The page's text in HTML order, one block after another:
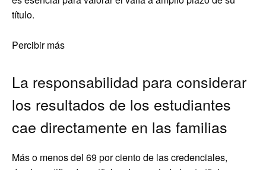
título.
Percibir más
La responsabilidad para considerar
los resultados de los estudiantes
cae directamente en las familias
Más o menos del 69 por ciento de las credenciales,